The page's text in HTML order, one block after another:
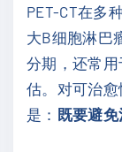
PET-CT在多
大B细胞淋巴
分期，还常
估。对可治
是： 既要避